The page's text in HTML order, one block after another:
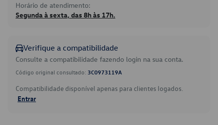
Horário de atendimento:
Segunda à sexta, das 8h às 17h.
Verifique a compatibilidade
Consulte a compatibilidade fazendo login na sua conta.
Código original consultado: 3C0973119A
Compatibilidade disponível apenas para clientes logados.
Entrar